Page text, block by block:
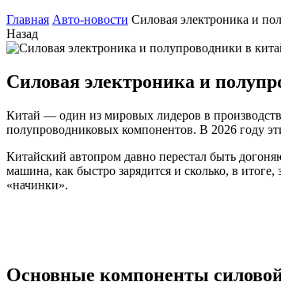
Главная Авто-новости Силовая электроника и
Назад
Силовая электроника и
Китай — один из мировых лидеров в
полупроводниковых компонентов. В 2026 году
Китайский автопром давно перестал быть
машина, как быстро зарядится и сколько, в
«начинки».
Основные компоненты